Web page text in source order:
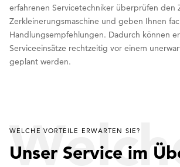
erfahrenen Servicetechniker überprüfen den
Zerkleinerungsmaschine und geben Ihnen
Handlungsempfehlungen. Dadurch können
Serviceeinsätze rechtzeitig vor einem
geplant werden.
WELCHE VORTEILE ERWARTEN SIE?
Unser Service im